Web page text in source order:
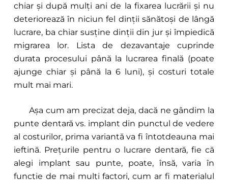
chiar și după mulți ani de la fixarea lucrării și nu
deteriorează în niciun fel dinții sănătoși de lângă
lucrare, ba chiar susține dinții din jur și împiedică
migrarea lor. Lista de dezavantaje cuprinde
durata procesului până la lucrarea finală (poate
ajunge chiar și până la 6 luni), și costuri totale
mult mai mari.
Așa cum am precizat deja, dacă ne gândim la
punte dentară vs. implant din punctul de vedere
al costurilor, prima variantă va fi întotdeauna mai
ieftină. Prețurile pentru o lucrare dentară, fie că
alegi implant sau punte, poate, însă, varia în
funcție de mai mulți factori, cum ar fi materialul